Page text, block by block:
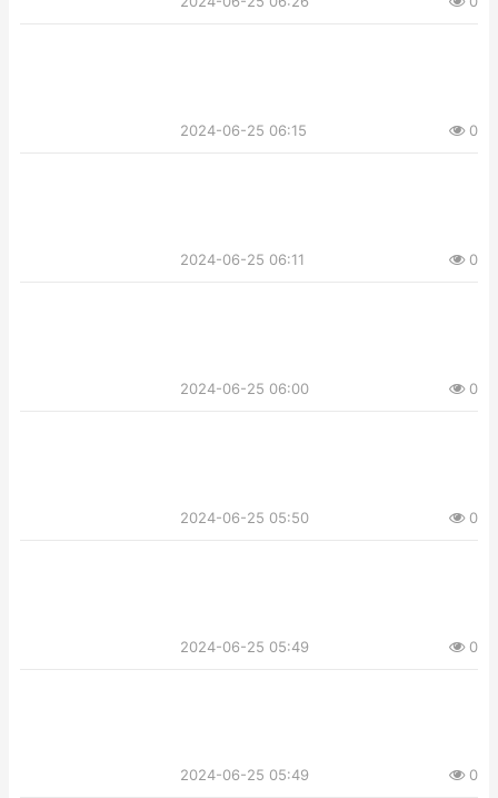
2024-06-25 06:15 0
2024-06-25 06:11 0
2024-06-25 06:00 0
2024-06-25 05:50 0
2024-06-25 05:49 0
2024-06-25 05:49 0